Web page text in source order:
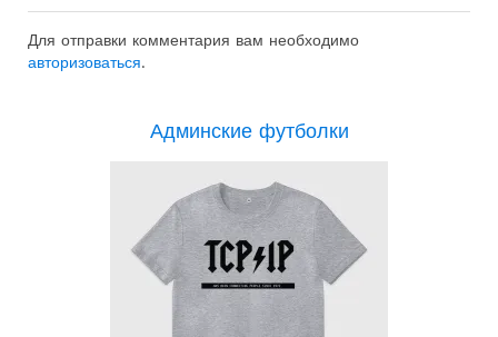
Для отправки комментария вам необходимо
авторизоваться.
Админские футболки